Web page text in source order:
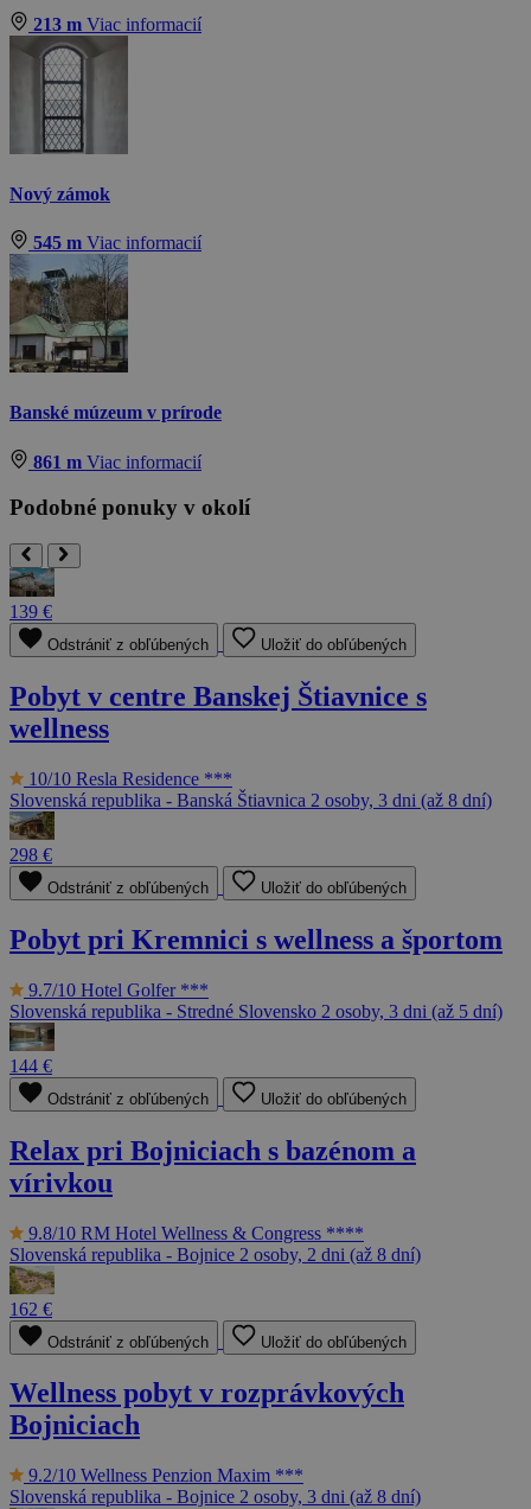
213 m Viac informacií
Nový zámok
545 m Viac informacií
Banské múzeum v prírode
861 m Viac informacií
Podobné ponuky v okolí
139 €
Odstrániť z obľúbených Uložiť do obľúbených
Pobyt v centre Banskej Štiavnice s
wellness
10/10 Resla Residence ***
Slovenská republika - Banská Štiavnica 2 osoby, 3 dni (až 8 dní)
298 €
Odstrániť z obľúbených Uložiť do obľúbených
Pobyt pri Kremnici s wellness a športom
9.7/10 Hotel Golfer ***
Slovenská republika - Stredné Slovensko 2 osoby, 3 dni (až 5 dní)
144 €
Odstrániť z obľúbených Uložiť do obľúbených
Relax pri Bojniciach s bazénom a
vírivkou
9.8/10 RM Hotel Wellness & Congress ****
Slovenská republika - Bojnice 2 osoby, 2 dni (až 8 dní)
162 €
Odstrániť z obľúbených Uložiť do obľúbených
Wellness pobyt v rozprávkových
Bojniciach
9.2/10 Wellness Penzion Maxim ***
Slovenská republika - Bojnice 2 osoby, 3 dni (až 8 dní)